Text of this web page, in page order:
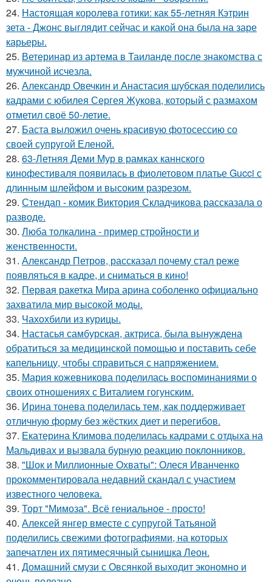
24. Настоящая королева готики: как 55-летняя Кэтрин
зета - Джонс выглядит сейчас и какой она была на заре
карьеры.
25. Ветеринар из артема в Таиланде после знакомства с
мужчиной исчезла.
26. Александр Овечкин и Анастасия шубская поделились
кадрами с юбилея Сергея Жукова, который с размахом
отметил своё 50-летие.
27. Баста выложил очень красивую фотосессию со
своей супругой Еленой.
28. 63-Летняя Деми Мур в рамках каннского
кинофестиваля появилась в фиолетовом платье Gucci с
длинным шлейфом и высоким разрезом.
29. Стендап - комик Виктория Складчикова рассказала о
разводе.
30. Люба толкалина - пример стройности и
женственности.
31. Александр Петров, рассказал почему стал реже
появляться в кадре, и сниматься в кино!
32. Первая ракетка Мира арина соболенко официально
захватила мир высокой моды.
33. Чахохбили из курицы.
34. Настасья самбурская, актриса, была вынуждена
обратиться за медицинской помощью и поставить себе
капельницу, чтобы справиться с напряжением.
35. Мария кожевникова поделилась воспоминаниями о
своих отношениях с Виталием гогунским.
36. Ирина тонева поделилась тем, как поддерживает
отличную форму без жёстких диет и перегибов.
37. Екатерина Климова поделилась кадрами с отдыха на
Мальдивах и вызвала бурную реакцию поклонников.
38. "Шок и Миллионные Охваты": Олеся Иванченко
прокомментировала недавний скандал с участием
известного человека.
39. Торт "Мимоза". Всё гениальное - просто!
40. Алексей янгер вместе с супругой Татьяной
поделились свежими фотографиями, на которых
запечатлен их пятимесячный сынишка Леон.
41. Домашний смузи с Овсянкой выходит экономно и